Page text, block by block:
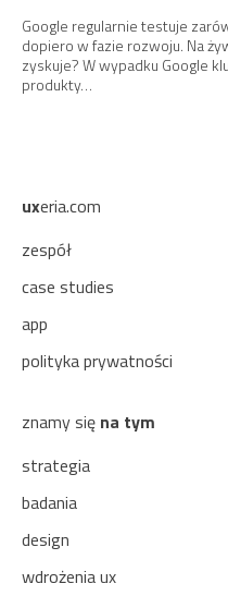
Google regularnie testuje
dopiero w fazie rozwoju. Na
zyskuje? W wypadku Google
produkty…
uxeria.com
zespół
case studies
app
polityka prywatności
znamy się na tym
strategia
badania
design
wdrożenia ux